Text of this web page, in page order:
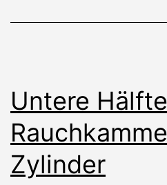
Untere Hälfte
Zylinder